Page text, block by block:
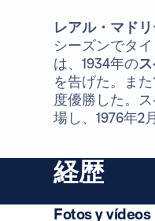
レアル・マド
シーズンでタ
は、1934年の
を告げた。また
度優勝した。
場し、1976年2
経歴
Fotos y vídeos